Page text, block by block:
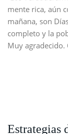
mente rica, aún
mañana, son
completo y la
Muy agradecido.
Estrategias